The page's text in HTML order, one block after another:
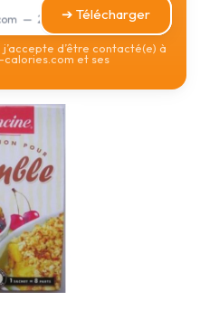
— 2026➔ Télécharger
d’être contacté(e) à
calories.com et ses